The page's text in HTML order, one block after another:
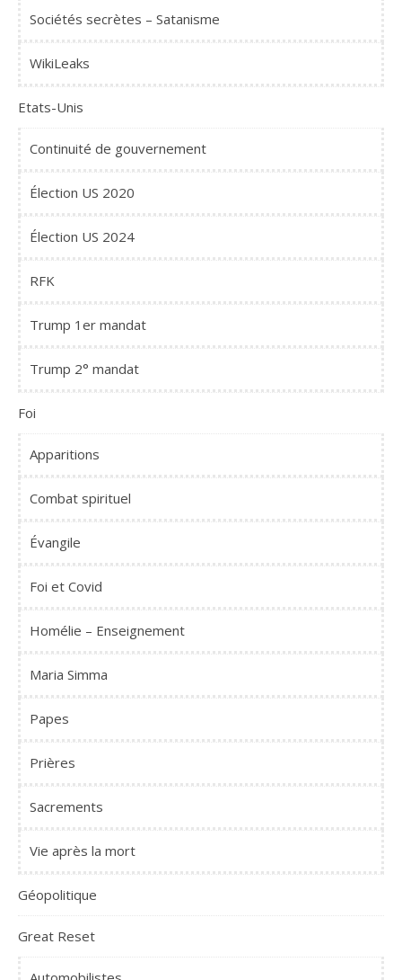
Sociétés secrètes – Satanisme
WikiLeaks
Etats-Unis
Continuité de gouvernement
Élection US 2020
Élection US 2024
RFK
Trump 1er mandat
Trump 2° mandat
Foi
Apparitions
Combat spirituel
Évangile
Foi et Covid
Homélie – Enseignement
Maria Simma
Papes
Prières
Sacrements
Vie après la mort
Géopolitique
Great Reset